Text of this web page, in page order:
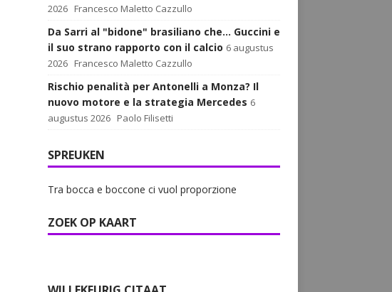
2026 Francesco Maletto Cazzullo
Da Sarri al "bidone" brasiliano che... Guccini e
il suo strano rapporto con il calcio 6 augustus
2026 Francesco Maletto Cazzullo
Rischio penalità per Antonelli a Monza? Il
nuovo motore e la strategia Mercedes 6
augustus 2026 Paolo Filisetti
SPREUKEN
Tra bocca e boccone ci vuol proporzione
ZOEK OP KAART